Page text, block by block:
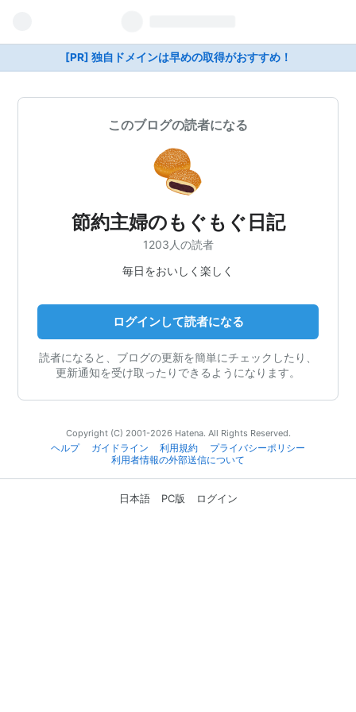
[PR] 独自ドメインは早めの取得がおすすめ！
このブログの読者になる
節約主婦のもぐもぐ日記
1203人の読者
毎日をおいしく楽しく
ログインして読者になる
読者になると、ブログの更新を簡単にチェックしたり、
更新通知を受け取ったりできるようになります。
Copyright (C) 2001-2026 Hatena. All Rights Reserved.
ヘルプ
ガイドライン 利用規約
プライバシーポリシー
利用者情報の外部送信について
日本語 PC版 ログイン